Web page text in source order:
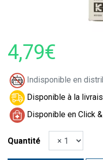
4,79€
Indisponible en
Disponible à la
Disponible en Click
Quantité